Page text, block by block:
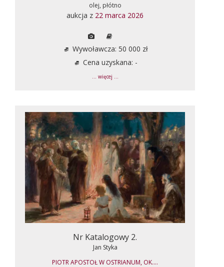
olej, płótno
aukcja z 22 marca 2026
Wywoławcza: 50 000 zł
Cena uzyskana: -
... więcej ...
Nr Katalogowy 2.
Jan Styka
PIOTR APOSTOŁ W OSTRIANUM, OK....